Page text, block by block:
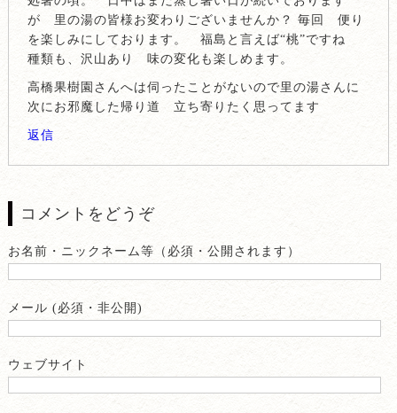
が 里の湯の皆様お変わりございませんか？ 毎回 便り
を楽しみにしております。 福島と言えば“桃”ですね
種類も、沢山あり 味の変化も楽しめます。
高橋果樹園さんへは伺ったことがないので里の湯さんに
次にお邪魔した帰り道 立ち寄りたく思ってます
返信
コメントをどうぞ
お名前・ニックネーム等（必須・公開されます）
メール (必須・非公開)
ウェブサイト